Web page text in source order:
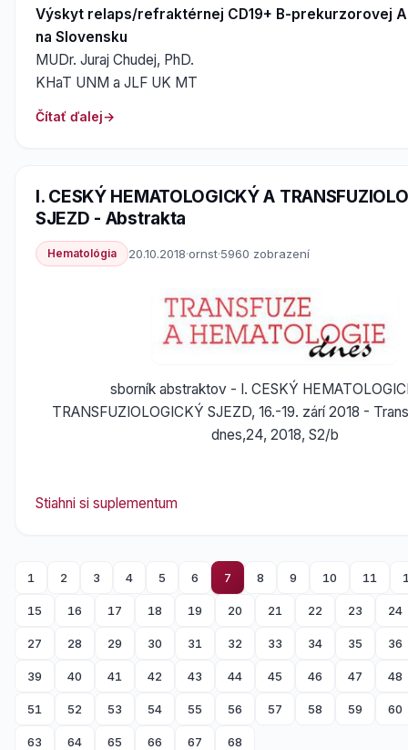
Výskyt relaps/refraktérnej CD19+ B-prekurzorovej
na Slovensku
MUDr. Juraj Chudej, PhD.
KHaT UNM a JLF UK MT
Čítať ďalej
I. CESKÝ HEMATOLOGICKÝ A
SJEZD - Abstrakta
Hematológia 20.10.2018·ornst·5960 zobrazení
sborník abstraktov - I. CESKÝ
TRANSFUZIOLOGICKÝ SJEZD, 16.-19. zárí 2018 -
dnes,24, 2018, S2/b
Stiahni si suplementum
1 2 3 4 5 6 7 8 9 10 11
15 16 17 18 19 20 21 22 23 24
27 28 29 30 31 32 33 34 35 36
39 40 41 42 43 44 45 46 47 48
51 52 53 54 55 56 57 58 59 60
63 64 65 66 67 68